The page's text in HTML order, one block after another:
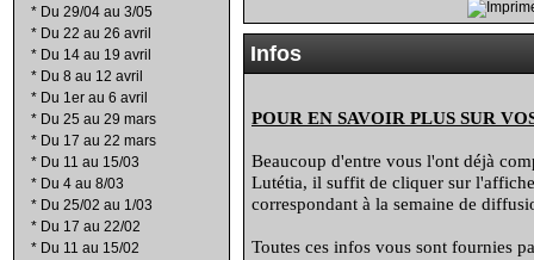
* Du 29/04 au 3/05
* Du 22 au 26 avril
* Du 14 au 19 avril
* Du 8 au 12 avril
* Du 1er au 6 avril
* Du 25 au 29 mars
* Du 17 au 22 mars
* Du 11 au 15/03
* Du 4 au 8/03
* Du 25/02 au 1/03
* Du 17 au 22/02
* Du 11 au 15/02
Infos
POUR EN SAVOIR PLUS SUR
Beaucoup d'entre vous l'ont déjà
Lutétia, il suffit de cliquer sur l'affiche
correspondant à la semaine de
Toutes ces infos vous sont fournies